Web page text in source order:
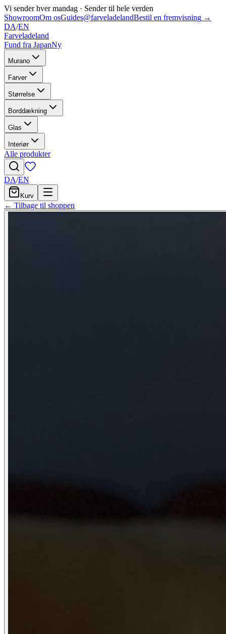
Vi sender hver mandag · Sender til hele verden
ShowroomOm osGuides@farveladelandBestil en fremvisning →
DA/EN
Farveladeland
Fund fra JapanNy
Murano
Farver
Størrelse
Borddækning
Glas
Interiør
Alle produkter
DA/EN
Kurv
← Tilbage til shoppen